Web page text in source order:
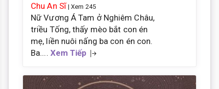
Chu An Sĩ | Xem 245
Nữ Vương Á Tam ở Nghiêm Châu,
triều Tống, thấy mèo bắt con én
mẹ, liền nuôi nấng ba con én con.
Ba.... Xem Tiếp